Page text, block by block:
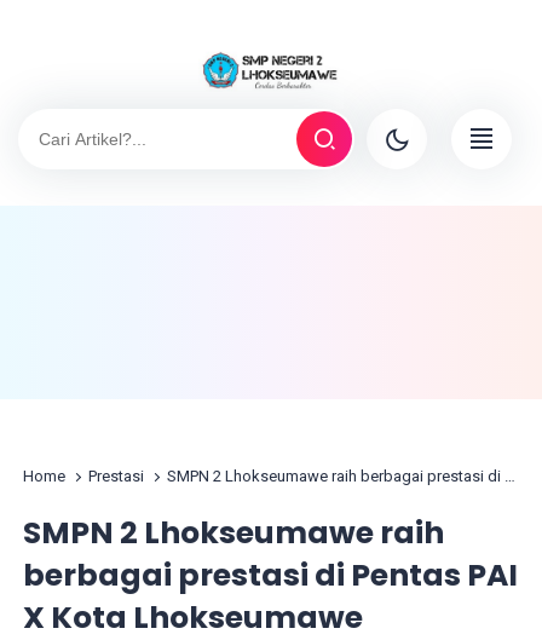
Home Prestasi SMPN 2 Lhokseumawe raih berbagai prestasi di Pentas PAI X Kota Lhokseumawe
SMPN 2 Lhokseumawe raih
berbagai prestasi di Pentas PAI
X Kota Lhokseumawe